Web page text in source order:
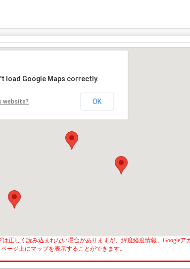
load Google Maps correctly.
website? OK
正しく読み込まれない場合がありますが、緯度経度情報、Googleア
ージ上にマップを表示することができます。